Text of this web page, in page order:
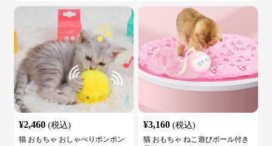
¥2,460 (税込)
猫 おもちゃ おしゃべりポンポン
¥3,160 (税込)
猫 おもちゃ ねこ遊びボール付き